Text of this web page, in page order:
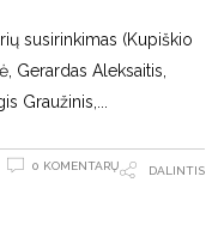
susirinkimas (Kupiškio
Gerardas Aleksaitis,
Graužinis,
0 KOMENTARŲ DALINTIS